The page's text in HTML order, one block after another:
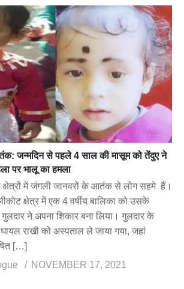
जन्मदिन से पहले 4 साल की मासूम को तेंदुए ने
पर भालू का हमला
क्षेत्रों में जंगली जानवरों के आतंक से लोग सहमे हैं।
क्षेत्र में एक 4 वर्षीय बालिका को उसके
ने अपना शिकार बना लिया। गुलदार के
राखी को अस्पताल ले जाया गया, जहां
[…]
NOVEMBER 17, 2021